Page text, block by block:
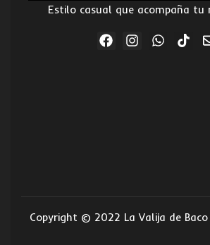
Estilo casual que acompaña tu
Copyright © 2022 La Valija de Baco